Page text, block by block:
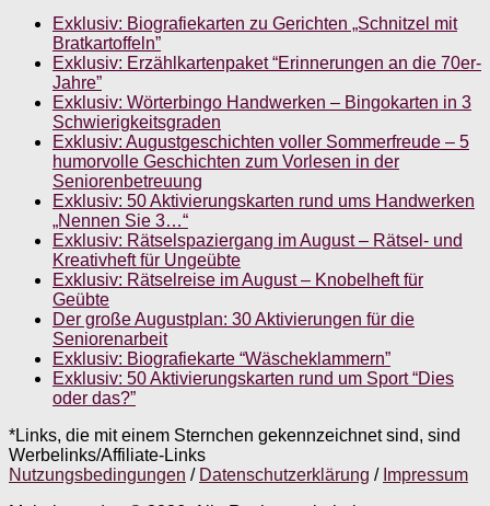
Exklusiv: Biografiekarten zu Gerichten „Schnitzel mit
Bratkartoffeln”
Exklusiv: Erzählkartenpaket “Erinnerungen an die 70er-
Jahre”
Exklusiv: Wörterbingo Handwerken – Bingokarten in 3
Schwierigkeitsgraden
Exklusiv: Augustgeschichten voller Sommerfreude – 5
humorvolle Geschichten zum Vorlesen in der
Seniorenbetreuung
Exklusiv: 50 Aktivierungskarten rund ums Handwerken
„Nennen Sie 3…“
Exklusiv: Rätselspaziergang im August – Rätsel- und
Kreativheft für Ungeübte
Exklusiv: Rätselreise im August – Knobelheft für
Geübte
Der große Augustplan: 30 Aktivierungen für die
Seniorenarbeit
Exklusiv: Biografiekarte “Wäscheklammern”
Exklusiv: 50 Aktivierungskarten rund um Sport “Dies
oder das?”
*Links, die mit einem Sternchen gekennzeichnet sind, sind
Werbelinks/Affiliate-Links
Nutzungsbedingungen / Datenschutzerklärung / Impressum